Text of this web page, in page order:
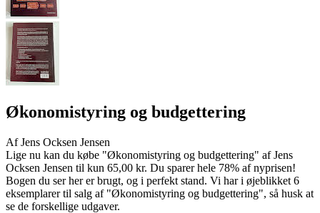
Økonomistyring og budgettering
AfJens Ocksen Jensen
Lige nu kan du købe "Økonomistyring og budgettering" af Jens
Ocksen Jensen til kun 65,00 kr. Du sparer hele 78% af nyprisen!
Bogen du ser her er brugt, og i perfekt stand. Vi har i øjeblikket 6
eksemplarer til salg af "Økonomistyring og budgettering", så husk at
se de forskellige udgaver.